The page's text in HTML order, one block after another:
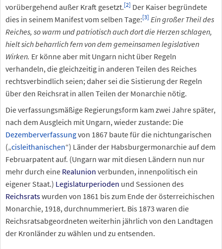
vorübergehend außer Kraft gesetzt.[2] Der Kaiser begründete
dies in seinem Manifest vom selben Tage:[3] Ein großer Theil des
Reiches, so warm und patriotisch auch dort die Herzen schlagen,
hielt sich beharrlich fern von dem gemeinsamen legislativen
Wirken. Er könne aber mit Ungarn nicht über Regeln
verhandeln, die gleichzeitig in anderen Teilen des Reiches
rechtsverbindlich seien; daher sei die Sistierung der Regeln
über den Reichsrat in allen Teilen der Monarchie nötig.
Die verfassungsmäßige Regierungsform kam zwei Jahre später,
nach dem Ausgleich mit Ungarn, wieder zustande: Die
Dezemberverfassungvon 1867 baute für die nichtungarischen
(„cisleithanischen“) Länder der Habsburgermonarchie auf dem
Februarpatent auf. (Ungarn war mit diesen Ländern nun nur
mehr durch eine Realunion verbunden, innenpolitisch ein
eigener Staat.) Legislaturperioden und Sessionen des
Reichsratswurden von 1861 bis zum Ende der österreichischen
Monarchie, 1918, durchnummeriert. Bis 1873 waren die
Reichsratsabgeordneten weiterhin jährlich von den Landtagen
der Kronländer zu wählen und zu entsenden.